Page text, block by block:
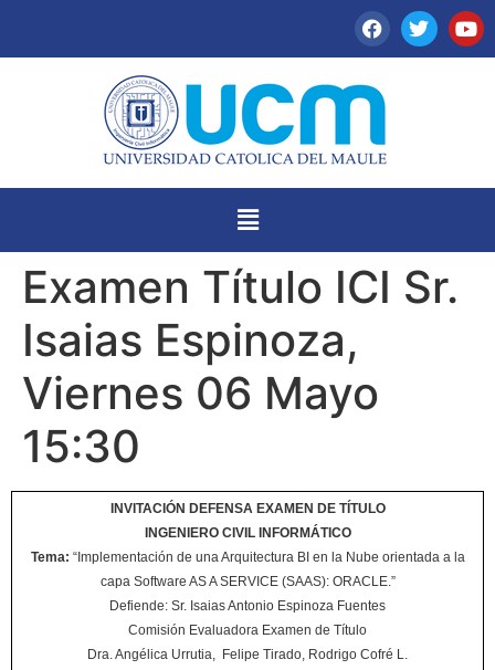
Examen Título ICI Sr.
Isaias Espinoza,
Viernes 06 Mayo
15:30
INVITACIÓN DEFENSA EXAMEN DE TÍTULO
INGENIERO CIVIL INFORMÁTICO
Tema: “Implementación de una Arquitectura BI en la Nube orientada a la
capa Software AS A SERVICE (SAAS): ORACLE.”
Defiende: Sr. Isaias Antonio Espinoza Fuentes
Comisión Evaluadora Examen de Título
Dra. Angélica Urrutia, Felipe Tirado, Rodrigo Cofré L.